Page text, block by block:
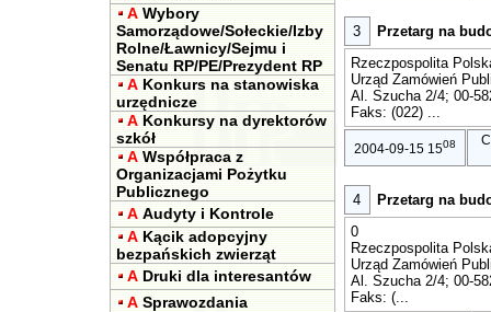
A Wybory
Samorządowe/Sołeckie/Izby
Rolne/Ławnicy/Sejmu i
Senatu RP/PE/Prezydent RP
A Konkurs na stanowiska
urzędnicze
A Konkursy na dyrektorów
szkół
A Współpraca z
Organizacjami Pożytku
Publicznego
A Audyty i Kontrole
A Kącik adopcyjny
bezpańskich zwierząt
A Druki dla interesantów
A Sprawozdania
3
Przetarg na
Rzeczpospolita
Urząd Zamówień
Al. Szucha 2/4; 00-
Faks: (022) ...
2004-09-15 1508
4
Przetarg na
0
Rzeczpospolita
Urząd Zamówień
Al. Szucha 2/4; 00-
Faks: (...